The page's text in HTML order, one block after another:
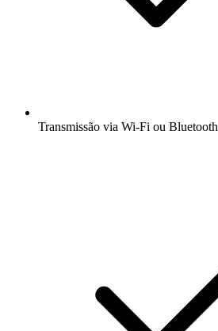
Transmissão via Wi-Fi ou Bluetooth